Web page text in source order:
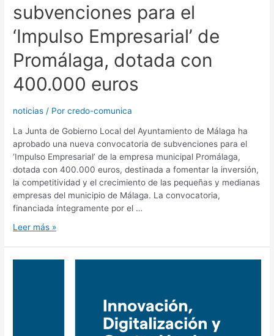
subvenciones para el
‘Impulso Empresarial’ de
Promálaga, dotada con
400.000 euros
noticias / Porcredo-comunica
La Junta de Gobierno Local del Ayuntamiento de Málaga ha
aprobado una nueva convocatoria de subvenciones para el
‘Impulso Empresarial’ de la empresa municipal Promálaga,
dotada con 400.000 euros, destinada a fomentar la inversión,
la competitividad y el crecimiento de las pequeñas y medianas
empresas del municipio de Málaga. La convocatoria,
financiada íntegramente por el …
Leer más »